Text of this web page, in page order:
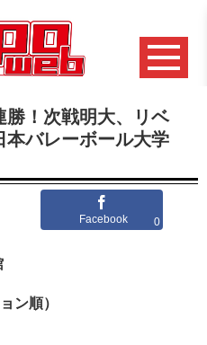
勝！次戦明大、リベ
本バレーボール大学
Facebook 0
ン順）